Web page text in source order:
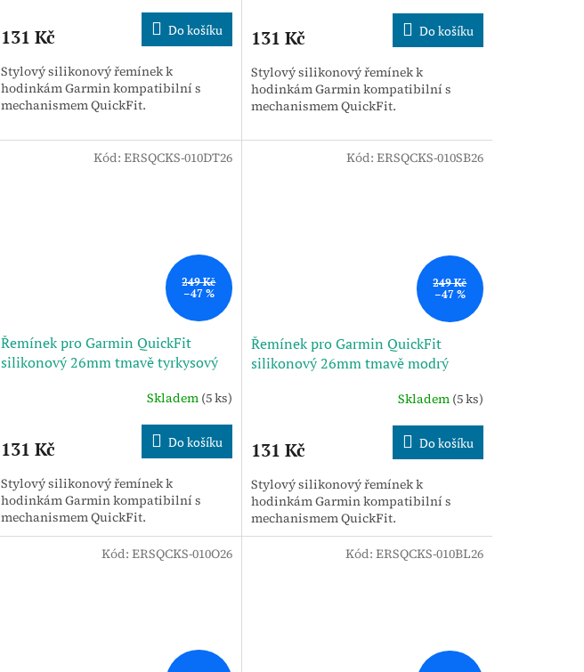
131 Kč Do košíku
Stylový silikonový řemínek k
hodinkám Garmin kompatibilní s
mechanismem QuickFit.
131 Kč Do košíku
Stylový silikonový řemínek k
hodinkám Garmin kompatibilní s
mechanismem QuickFit.
249 Kč
–47 %
Řemínek pro Garmin QuickFit
silikonový 26mm tmavě tyrkysový
Skladem (5 ks)
131 Kč Do košíku
Stylový silikonový řemínek k
hodinkám Garmin kompatibilní s
mechanismem QuickFit.
Kód: ERSQCKS-010DT26
249 Kč
–47 %
Řemínek pro Garmin QuickFit
silikonový 26mm tmavě modrý
Skladem (5 ks)
131 Kč Do košíku
Stylový silikonový řemínek k
hodinkám Garmin kompatibilní s
mechanismem QuickFit.
Kód: ERSQCKS-010SB26
Kód: ERSQCKS-010O26 Kód: ERSQCKS-010BL26